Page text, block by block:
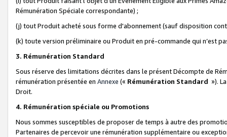
Rémunération Spéciale correspondante) ;
(j) tout Produit acheté sous forme d'abonnement (sauf disposition
(k) toute version préliminaire ou Produit en pré-commande qui n’est
3. Rémunération Standard
Sous réserve des limitations décrites dans le présent Décompte de
rémunération présentée en Annexe (« Rémunération Standard »).
Droit.
4. Rémunération spéciale ou Promotions
Nous sommes susceptibles de proposer de temps à autre des
Partenaires de percevoir une rémunération supplémentaire ou